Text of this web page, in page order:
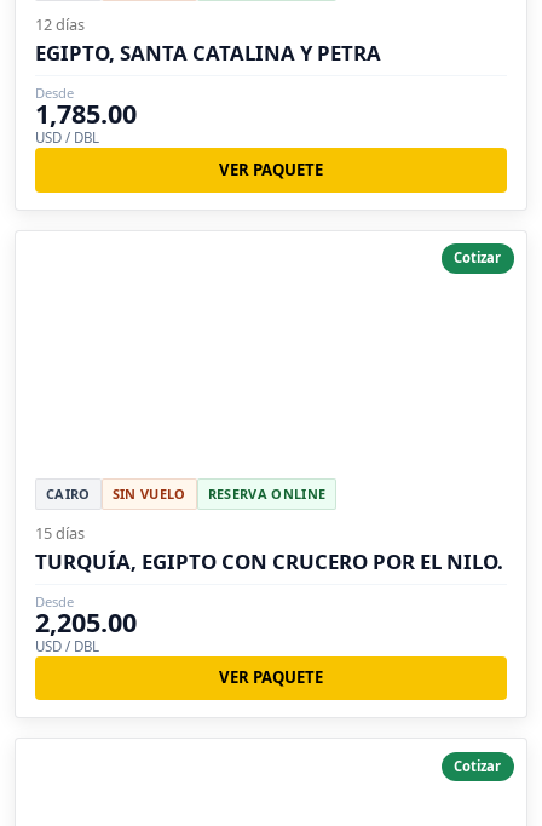
12 días
EGIPTO, SANTA CATALINA Y PETRA
Desde
1,785.00
USD / DBL
VER PAQUETE
Cotizar
CAIRO SIN VUELO RESERVA ONLINE
15 días
TURQUÍA, EGIPTO CON CRUCERO POR EL NILO.
Desde
2,205.00
USD / DBL
VER PAQUETE
Cotizar